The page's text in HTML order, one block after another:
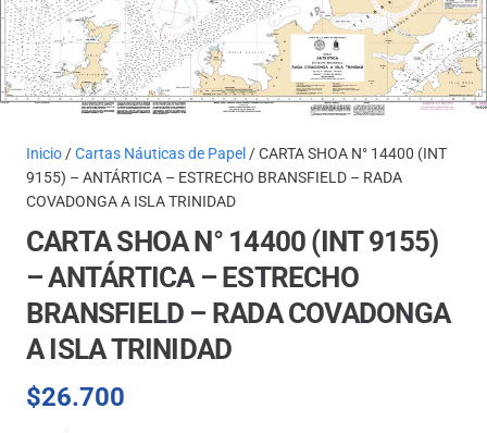
Inicio/Cartas Náuticas de Papel / CARTA SHOA N° 14400 (INT
9155) – ANTÁRTICA – ESTRECHO BRANSFIELD – RADA
COVADONGA A ISLA TRINIDAD
CARTA SHOA N° 14400 (INT 9155)
– ANTÁRTICA – ESTRECHO
BRANSFIELD – RADA COVADONGA
A ISLA TRINIDAD
$26.700